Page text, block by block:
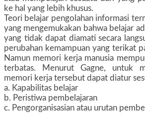
ke hal yang lebih khusus.
Teori belajar pengolahan informasi
yang mengemukakan bahwa belajar
yang tidak dapat diamati secara
perubahan kemampuan yang terikat
Namun memori kerja manusia
terbatas. Menurut Gagne, untuk
memori kerja tersebut dapat diatur
a. Kapabilitas belajar
b. Peristiwa pembelajaran
c. Pengorganisasian atau urutan